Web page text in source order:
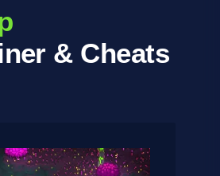
& Cheats